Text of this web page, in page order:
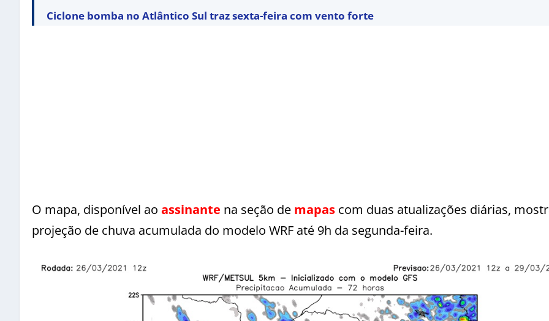
Ciclone bomba no Atlântico Sul traz sexta-feira com vento forte
O mapa, disponível ao assinante na seção de mapas com duas atualizações diárias,
projeção de chuva acumulada do modelo WRF até 9h da segunda-feira.